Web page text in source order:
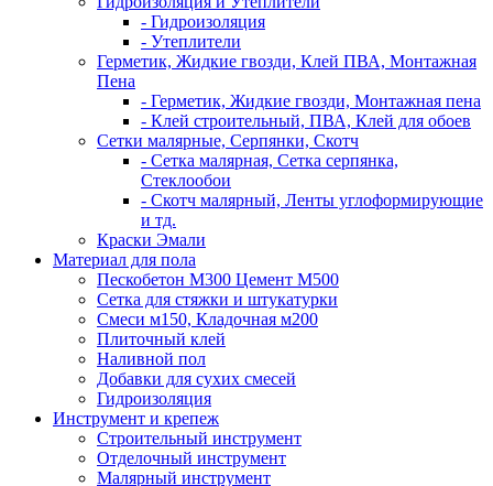
- Гидроизоляция
- Утеплители
Герметик, Жидкие гвозди, Клей ПВА, Монтажная
Пена
- Герметик, Жидкие гвозди, Монтажная пена
- Клей строительный, ПВА, Клей для обоев
Сетки малярные, Серпянки, Скотч
- Сетка малярная, Сетка серпянка,
Стеклообои
- Скотч малярный, Ленты углоформирующие
и тд.
Краски Эмали
Материал для пола
Пескобетон М300 Цемент М500
Сетка для стяжки и штукатурки
Смеси м150, Кладочная м200
Плиточный клей
Наливной пол
Добавки для сухих смесей
Гидроизоляция
Инструмент и крепеж
Строительный инструмент
Отделочный инструмент
Малярный инструмент